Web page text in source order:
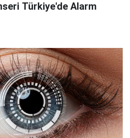
Türkiye'de Alarm